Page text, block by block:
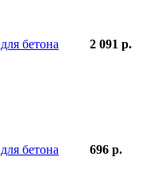
бетона 2 091 р.
бетона 696 р.